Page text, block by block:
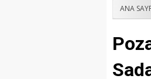
ANA